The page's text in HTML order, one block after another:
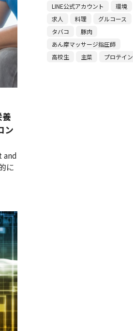
養
ン
and
に
LINE公式アカウント
環境
求人
料理
グルコース
タバコ
豚肉
あん摩マッサージ指圧師
高校生
主菜 プロテイン